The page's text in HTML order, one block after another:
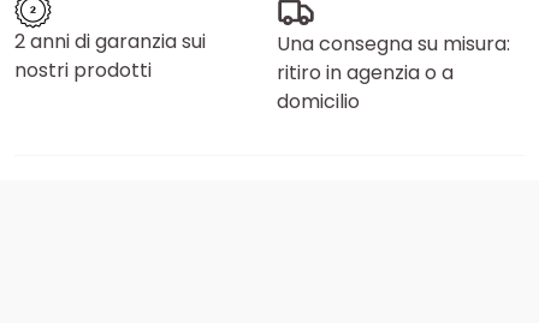
2 anni di garanzia sui
nostri prodotti
Una consegna su misura:
ritiro in agenzia o a
domicilio